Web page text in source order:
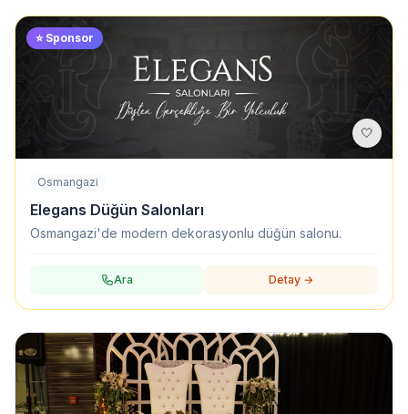
⭐ Sponsor
🤍
Osmangazi
Elegans Düğün Salonları
Osmangazi'de modern dekorasyonlu düğün salonu.
Ara Detay →